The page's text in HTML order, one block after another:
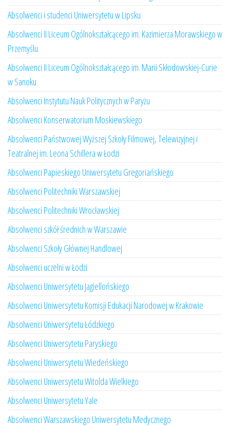
Absolwenci i studenci Uniwersytetu w Lipsku
Absolwenci II Liceum Ogólnokształcącego im. Kazimierza Morawskiego w
Przemyślu
Absolwenci II Liceum Ogólnokształcącego im. Marii Skłodowskiej-Curie
w Sanoku
Absolwenci Instytutu Nauk Politycznych w Paryżu
Absolwenci Konserwatorium Moskiewskiego
Absolwenci Państwowej Wyższej Szkoły Filmowej, Telewizyjnej i
Teatralnej im. Leona Schillera w Łodzi
Absolwenci Papieskiego Uniwersytetu Gregoriańskiego
Absolwenci Politechniki Warszawskiej
Absolwenci Politechniki Wrocławskiej
Absolwenci szkół średnich w Warszawie
Absolwenci Szkoły Głównej Handlowej
Absolwenci uczelni w Łodzi
Absolwenci Uniwersytetu Jagiellońskiego
Absolwenci Uniwersytetu Komisji Edukacji Narodowej w Krakowie
Absolwenci Uniwersytetu Łódzkiego
Absolwenci Uniwersytetu Paryskiego
Absolwenci Uniwersytetu Wiedeńskiego
Absolwenci Uniwersytetu Witolda Wielkiego
Absolwenci Uniwersytetu Yale
Absolwenci Warszawskiego Uniwersytetu Medycznego